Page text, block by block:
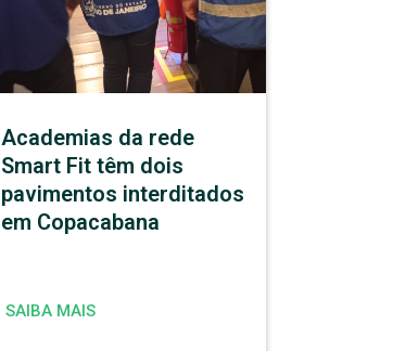
Academias da rede
Smart Fit têm dois
pavimentos interditados
em Copacabana
SAIBA MAIS